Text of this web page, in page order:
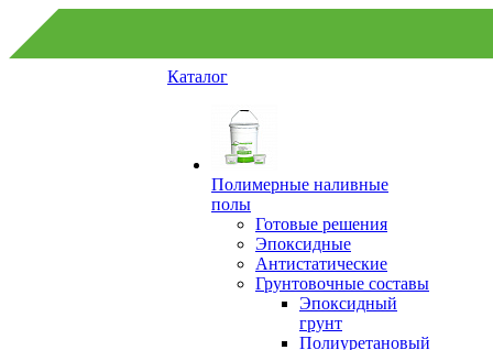
Каталог
Полимерные наливные
полы
Готовые решения
Эпоксидные
Антистатические
Грунтовочные составы
Эпоксидный
грунт
Полиуретановый